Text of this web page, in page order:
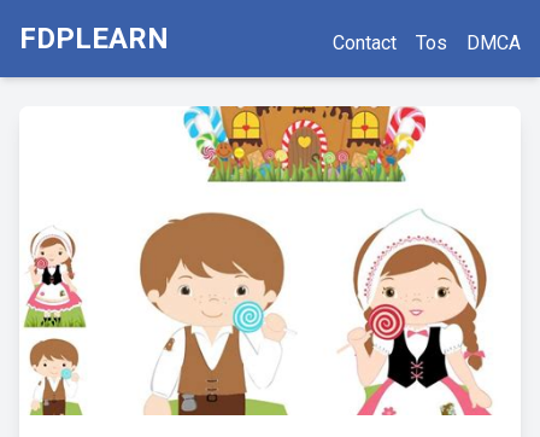
FDPLEARN Contact Tos DMCA